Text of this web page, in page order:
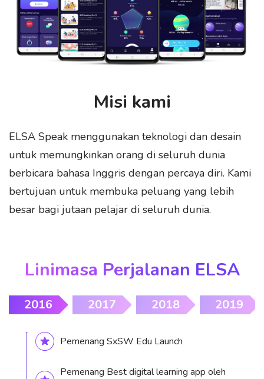
Misi kami
ELSA Speak menggunakan teknologi dan desain
untuk memungkinkan orang di seluruh dunia
berbicara bahasa Inggris dengan percaya diri. Kami
bertujuan untuk membuka peluang yang lebih
besar bagi jutaan pelajar di seluruh dunia.
Linimasa Perjalanan ELSA
2016 2017 2018 2019
Pemenang SxSW Edu Launch
Pemenang Best digital learning app oleh